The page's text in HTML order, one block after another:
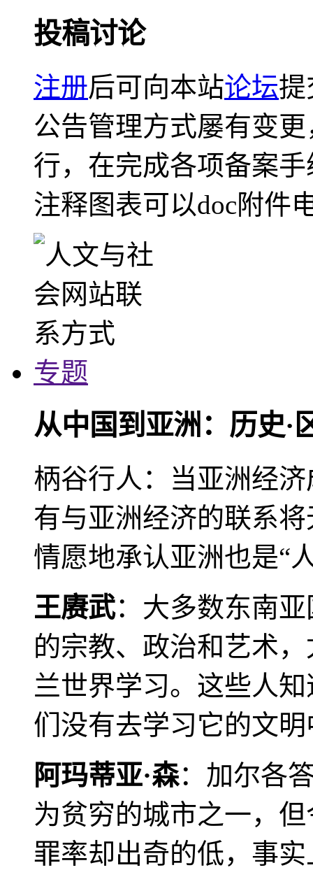
投稿讨论
注册后可向本站论坛提
公告管理方式屡有变
行，在完成各项备案
注释图表可以doc附件
专题
从中国到亚洲：历史·
柄谷行人：当亚洲经
有与亚洲经济的联系
情愿地承认亚洲也是“
王赓武：大多数东南
的宗教、政治和艺术
兰世界学习。这些人
们没有去学习它的文
阿玛蒂亚·森：加尔各
为贫穷的城市之一，
罪率却出奇的低，事